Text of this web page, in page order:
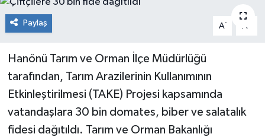
Paylaş A- A
Hanönü Tarım ve Orman İlçe Müdürlüğü
tarafından, Tarım Arazilerinin Kullanımının
Etkinleştirilmesi (TAKE) Projesi kapsamında
vatandaşlara 30 bin domates, biber ve salatalık
fidesi dağıtıldı. Tarım ve Orman Bakanlığı
GÜNCEL
RESMİ İLAN